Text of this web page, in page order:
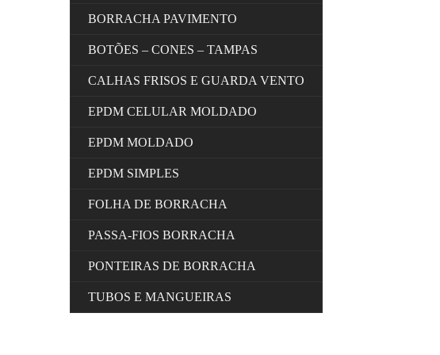
BORRACHA PAVIMENTO
BOTÕES – CONES – TAMPAS
CALHAS FRISOS E GUARDA VENTO
EPDM CELULAR MOLDADO
EPDM MOLDADO
EPDM SIMPLES
FOLHA DE BORRACHA
PASSA-FIOS BORRACHA
PONTEIRAS DE BORRACHA
TUBOS E MANGUEIRAS